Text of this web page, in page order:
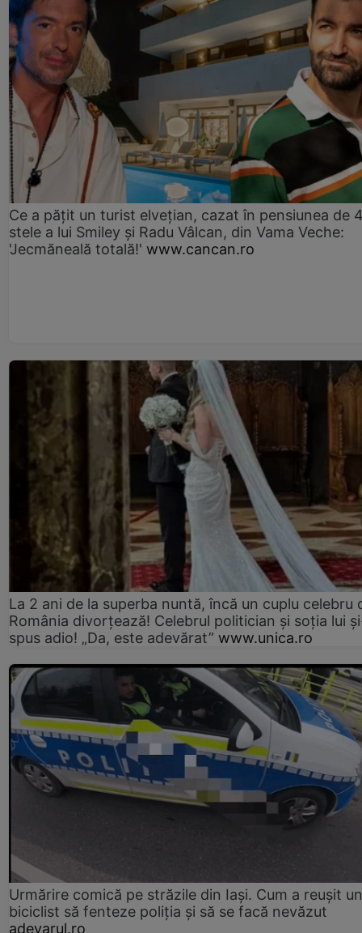
Ce a pățit un turist elvețian, cazat în pensiunea de
stele a lui Smiley și Radu Vâlcan, din Vama Veche:
'Jecmăneală totală!' www.cancan.ro
La 2 ani de la superba nuntă, încă un cuplu celebru
România divorțează! Celebrul politician și soția lui
spus adio! „Da, este adevărat” www.unica.ro
Urmărire comică pe străzile din Iași. Cum a reușit un
biciclist să fenteze poliția și să se facă nevăzut
adevarul.ro